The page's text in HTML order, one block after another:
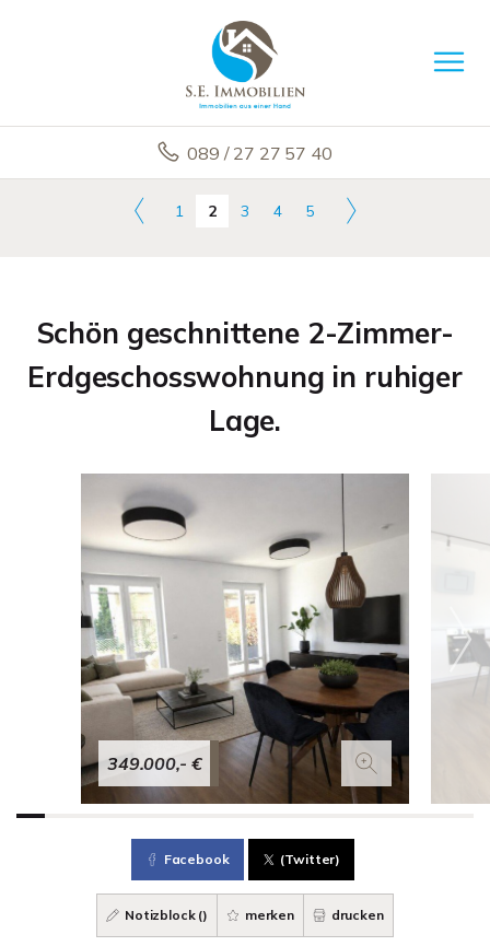
089 / 27 27 57 40
1 2 3 4 5
Schön geschnittene 2-Zimmer-
Erdgeschosswohnung in ruhiger
Lage.
349.000,- €
Facebook (Twitter)
Notizblock () merken drucken